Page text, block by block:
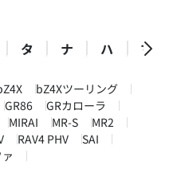
タ ナ ハ
マ
bZ4Xツーリング
GR86
GRカローラ
MIRAI MR-S
MR2
RAV4 PHV
SAI